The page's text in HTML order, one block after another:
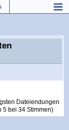
Dateiendungen
5 bei 34 Stimmen)